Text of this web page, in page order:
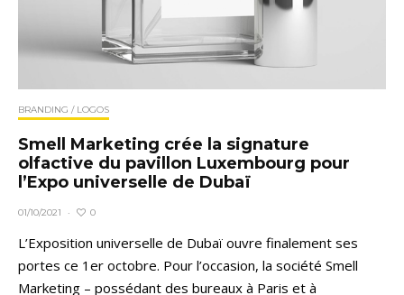
BRANDING / LOGOS
Smell Marketing crée la signature
olfactive du pavillon Luxembourg pour
l’Expo universelle de Dubaï
01/10/2021 · 0
L’Exposition universelle de Dubaï ouvre finalement ses
portes ce 1er octobre. Pour l’occasion, la société Smell
Marketing – possédant des bureaux à Paris et à